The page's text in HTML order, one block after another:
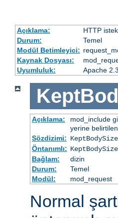
Açıklama:
HTTP
Durum:
Temel
Modül Betimleyici:
Kaynak Dosyası:
Uyumluluk:
Apache
Açıklama:
mod_include
yerine
Sözdizimi: KeptBodySize
Öntanımlı:
Bağlam:
dizin
Durum:
Temel
Modül:
mod_request
Normal